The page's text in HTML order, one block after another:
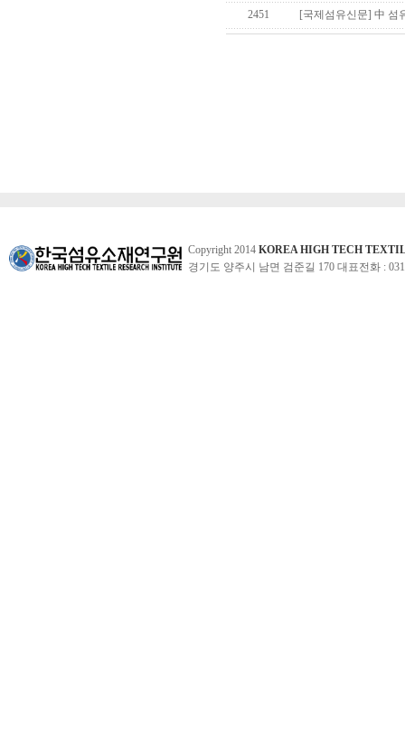
2451 [국제섬유신문] 中 섬
Copyright 2014 KOREA HIGH TECH
경기도 양주시 남면 검준길 170 대표전화 :